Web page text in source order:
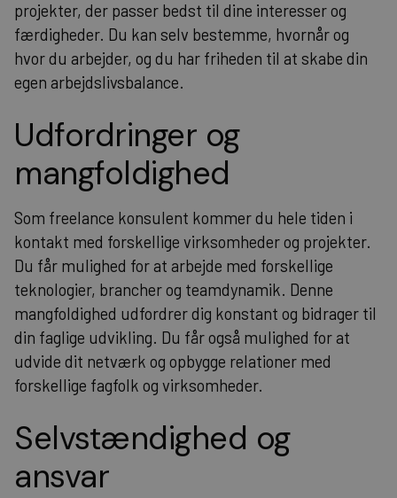
projekter, der passer bedst til dine interesser og
færdigheder. Du kan selv bestemme, hvornår og
hvor du arbejder, og du har friheden til at skabe din
egen arbejdslivsbalance.
Udfordringer og
mangfoldighed
Som freelance konsulent kommer du hele tiden i
kontakt med forskellige virksomheder og projekter.
Du får mulighed for at arbejde med forskellige
teknologier, brancher og teamdynamik. Denne
mangfoldighed udfordrer dig konstant og bidrager til
din faglige udvikling. Du får også mulighed for at
udvide dit netværk og opbygge relationer med
forskellige fagfolk og virksomheder.
Selvstændighed og
ansvar